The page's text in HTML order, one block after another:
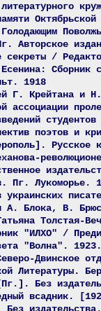
литературного
Авторское
секреты /
1918
Г. Крейтана и
ассоциации
поэтов и
Пг. Лукоморье.
украинских
А. Блока, В.
Толстая-
"ИЛХО" /
"Волна".
Двинское
Литературы.
[Пг.]. Без
всадник.